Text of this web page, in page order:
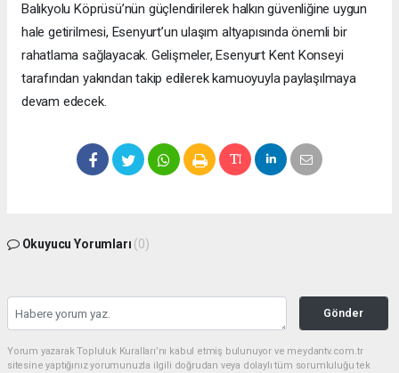
Balıkyolu Köprüsü’nün güçlendirilerek halkın güvenliğine uygun
hale getirilmesi, Esenyurt’un ulaşım altyapısında önemli bir
rahatlama sağlayacak. Gelişmeler, Esenyurt Kent Konseyi
tarafından yakından takip edilerek kamuoyuyla paylaşılmaya
devam edecek.
Okuyucu Yorumları (0)
Gönder
Yorum yazarak Topluluk Kuralları’nı kabul etmiş bulunuyor ve meydantv.com.tr
sitesine yaptığınız yorumunuzla ilgili doğrudan veya dolaylı tüm sorumluluğu tek